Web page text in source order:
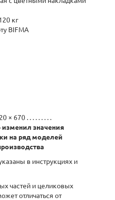
кг
BIFMA
× 670 . . . . . . . . .
значения
на ряд моделей
в инструкциях и
частей и целиковых
отличаться от